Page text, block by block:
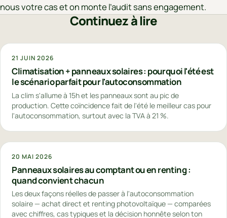
nous votre cas et on monte l’audit sans engagement.
Continuez à lire
21 JUIN 2026
Climatisation + panneaux solaires : pourquoi l'été est
le scénario parfait pour l'autoconsommation
La clim s'allume à 15h et les panneaux sont au pic de
production. Cette coïncidence fait de l'été le meilleur cas pour
l'autoconsommation, surtout avec la TVA à 21 %.
20 MAI 2026
Panneaux solaires au comptant ou en renting :
quand convient chacun
Les deux façons réelles de passer à l'autoconsommation
solaire — achat direct et renting photovoltaïque — comparées
avec chiffres, cas typiques et la décision honnête selon ton